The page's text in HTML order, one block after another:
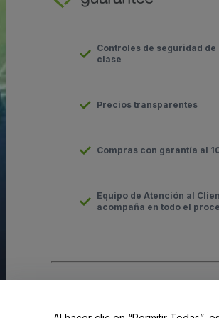
Controles de seguridad
clase
Precios transparentes
Compras con garantía al
Equipo de Atención al
acompaña en todo el